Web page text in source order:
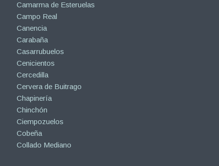
Camarma de Esteruelas
Campo Real
Canencia
Carabaña
Casarrubuelos
Cenicientos
Cercedilla
Cervera de Buitrago
Chapinería
Chinchón
Ciempozuelos
Cobeña
Collado Mediano